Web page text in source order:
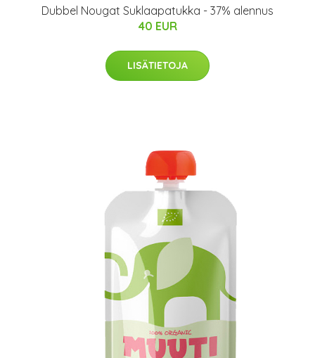
Dubbel Nougat Suklaapatukka - 37% alennus
40 EUR
LISÄTIETOJA